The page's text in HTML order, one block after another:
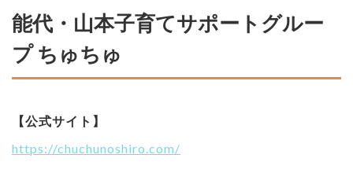
能代・山本子育てサポートグルー
プ ちゅちゅ
【公式サイト】
https://chuchunoshiro.com/